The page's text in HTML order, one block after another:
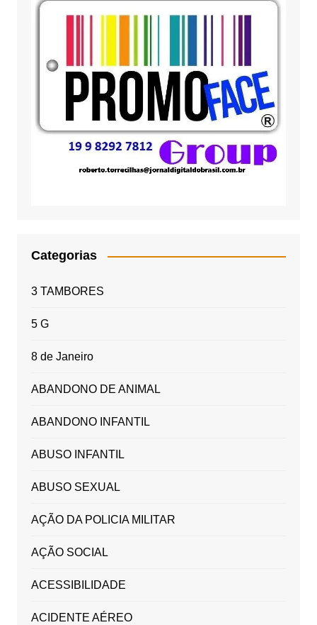
Categorias
3 TAMBORES
5 G
8 de Janeiro
ABANDONO DE ANIMAL
ABANDONO INFANTIL
ABUSO INFANTIL
ABUSO SEXUAL
AÇÃO DA POLICIA MILITAR
AÇÃO SOCIAL
ACESSIBILIDADE
ACIDENTE AÉREO